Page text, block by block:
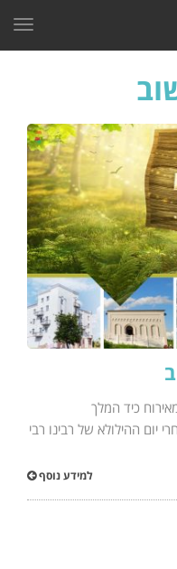
כיד המלך
ההילולא של רבינו רבי
למידע נוסף